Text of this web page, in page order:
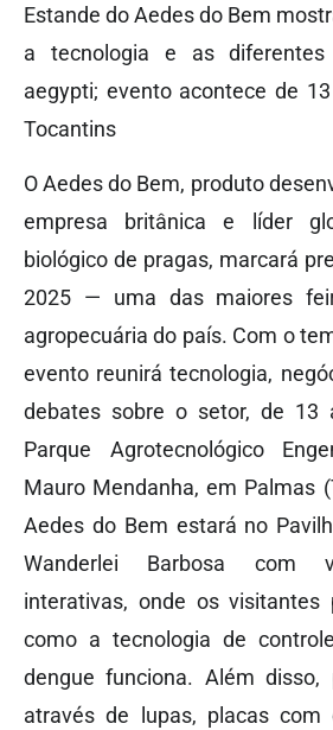
Estande do Aedes do Bem
a tecnologia e as
aegypti; evento acontece de
Tocantins
O Aedes do Bem, produto
empresa britânica e líder
biológico de pragas, marcará
2025 — uma das maiores
agropecuária do país. Com o
evento reunirá tecnologia,
debates sobre o setor, de 13
Parque Agrotecnológico
Mauro Mendanha, em Palmas
Aedes do Bem estará no
Wanderlei Barbosa com
interativas, onde os visitantes
como a tecnologia de
dengue funciona. Além disso,
através de lupas, placas com